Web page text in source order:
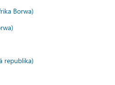
Borwa)
republika)